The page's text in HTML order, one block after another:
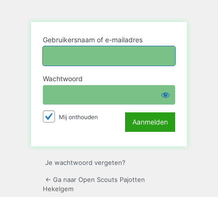
Gebruikersnaam of e-mailadres
Wachtwoord
Mij onthouden
Je wachtwoord vergeten?
← Ga naar Open Scouts Pajotten
Hekelgem